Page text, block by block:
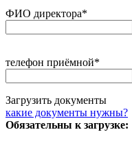
ФИО директора*
телефон приёмной*
Загрузить документы
какие документы нужны?
Обязательны к загрузке: